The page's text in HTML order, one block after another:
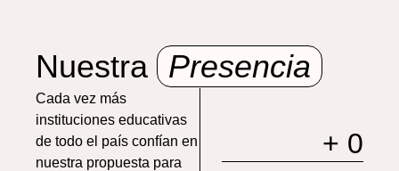
Nuestra Presencia
Cada vez más
instituciones educativas
de todo el país confían en
nuestra propuesta para
+ 0